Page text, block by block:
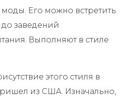
моды. Его можно встретить
до заведений
Выполняют в стиле
этого стиля в
из США. Изначально,